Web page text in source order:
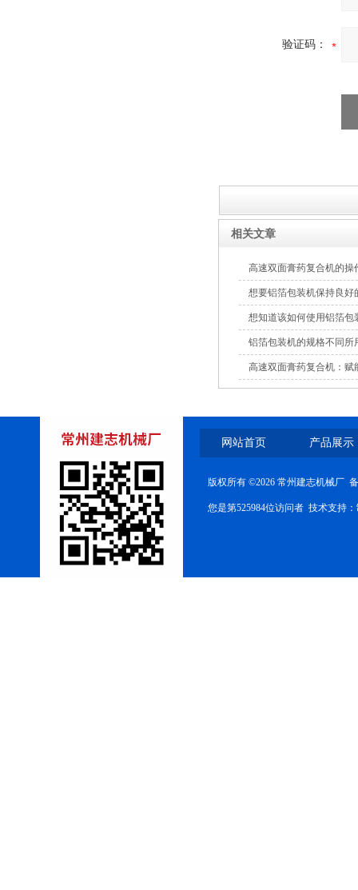
高速双面膏药复合机
验证码：
相关文章
高速双面膏药复合机的操
想要铝箔包装机保持良
想知道该如何使用铝箔包
铝箔包装机的规格不同所
高速双面膏药复合机：
网站首页 产品展示
版权所有 ©2026 常州建志机械厂
您是第525984位访问者 技术支持：